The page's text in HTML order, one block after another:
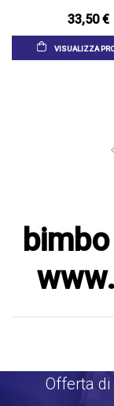
33,50 €
VISUALIZZA
Offerta